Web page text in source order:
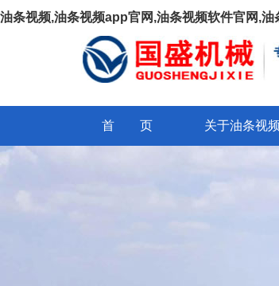
油条视频,油条视频app官网,油条视频软件官网,油
首 页 关于油条视频